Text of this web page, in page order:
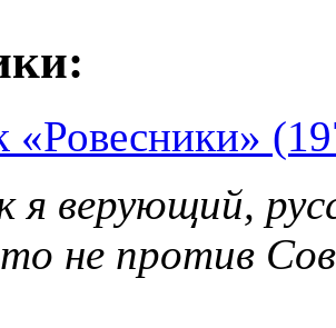
«Ровесники»
я верующий,
не против